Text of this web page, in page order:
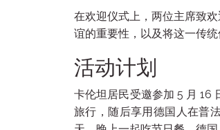
在欢迎仪式上，两位主席致
谊的重要性，以及将这一传
活动计划
卡伦坦居民受邀参加 5 月 16
旅行，随后享用德国人在普